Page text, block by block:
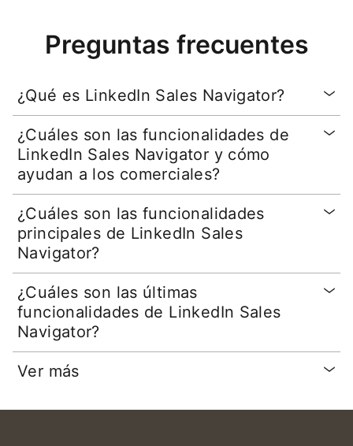
Preguntas frecuentes
¿Qué es LinkedIn Sales Navigator?
¿Cuáles son las funcionalidades de
LinkedIn Sales Navigator y cómo
ayudan a los comerciales?
¿Cuáles son las funcionalidades
principales de LinkedIn Sales
Navigator?
¿Cuáles son las últimas
funcionalidades de LinkedIn Sales
Navigator?
Ver más